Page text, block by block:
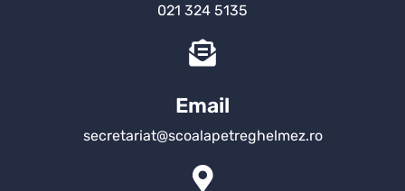
021 324 5135
Email
secretariat@scoalapetreghelmez.ro